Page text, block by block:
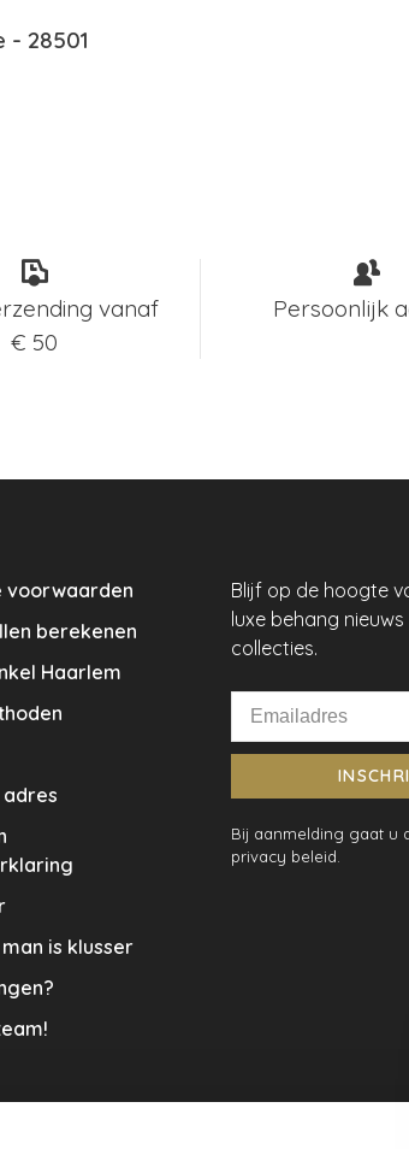
- 28501
vanaf
€ 50
Persoonlijk
voorwaarden
berekenen
Haarlem
adres
is klusser
Blijf op de hoogte
luxe behang
collecties.
Bij aanmelding gaat u
privacy beleid.